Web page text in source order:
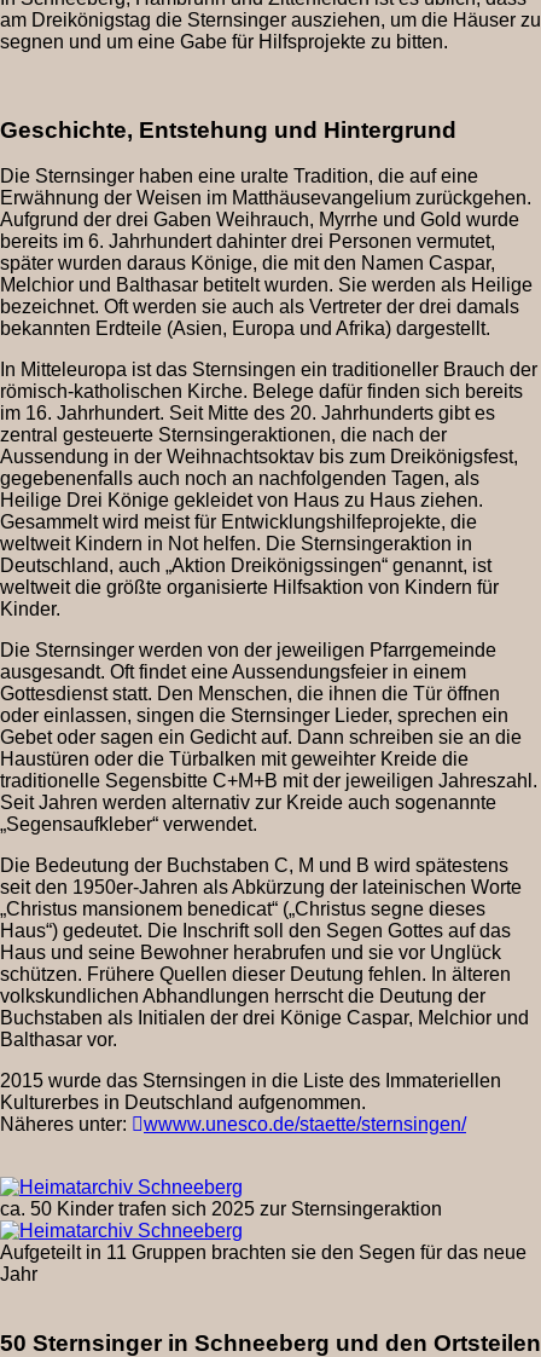
am Dreikönigstag die Sternsinger ausziehen, um die Häuser zu
segnen und um eine Gabe für Hilfsprojekte zu bitten.
Geschichte, Entstehung und Hintergrund
Die Sternsinger haben eine uralte Tradition, die auf eine
Erwähnung der Weisen im Matthäusevangelium zurückgehen.
Aufgrund der drei Gaben Weihrauch, Myrrhe und Gold wurde
bereits im 6. Jahrhundert dahinter drei Personen vermutet,
später wurden daraus Könige, die mit den Namen Caspar,
Melchior und Balthasar betitelt wurden. Sie werden als Heilige
bezeichnet. Oft werden sie auch als Vertreter der drei damals
bekannten Erdteile (Asien, Europa und Afrika) dargestellt.
In Mitteleuropa ist das Sternsingen ein traditioneller Brauch der
römisch-katholischen Kirche. Belege dafür finden sich bereits
im 16. Jahrhundert. Seit Mitte des 20. Jahrhunderts gibt es
zentral gesteuerte Sternsingeraktionen, die nach der
Aussendung in der Weihnachtsoktav bis zum Dreikönigsfest,
gegebenenfalls auch noch an nachfolgenden Tagen, als
Heilige Drei Könige gekleidet von Haus zu Haus ziehen.
Gesammelt wird meist für Entwicklungshilfeprojekte, die
weltweit Kindern in Not helfen. Die Sternsingeraktion in
Deutschland, auch „Aktion Dreikönigssingen“ genannt, ist
weltweit die größte organisierte Hilfsaktion von Kindern für
Kinder.
Die Sternsinger werden von der jeweiligen Pfarrgemeinde
ausgesandt. Oft findet eine Aussendungsfeier in einem
Gottesdienst statt. Den Menschen, die ihnen die Tür öffnen
oder einlassen, singen die Sternsinger Lieder, sprechen ein
Gebet oder sagen ein Gedicht auf. Dann schreiben sie an die
Haustüren oder die Türbalken mit geweihter Kreide die
traditionelle Segensbitte C+M+B mit der jeweiligen Jahreszahl.
Seit Jahren werden alternativ zur Kreide auch sogenannte
„Segensaufkleber“ verwendet.
Die Bedeutung der Buchstaben C, M und B wird spätestens
seit den 1950er-Jahren als Abkürzung der lateinischen Worte
„Christus mansionem benedicat“ („Christus segne dieses
Haus“) gedeutet. Die Inschrift soll den Segen Gottes auf das
Haus und seine Bewohner herabrufen und sie vor Unglück
schützen. Frühere Quellen dieser Deutung fehlen. In älteren
volkskundlichen Abhandlungen herrscht die Deutung der
Buchstaben als Initialen der drei Könige Caspar, Melchior und
Balthasar vor.
2015 wurde das Sternsingen in die Liste des Immateriellen
Kulturerbes in Deutschland aufgenommen.
Näheres unter:
wwww.unesco.de/staette/sternsingen/
ca. 50 Kinder trafen sich 2025 zur Sternsingeraktion
Aufgeteilt in 11 Gruppen brachten sie den Segen für das neue
Jahr
50 Sternsinger in Schneeberg und den Ortsteilen